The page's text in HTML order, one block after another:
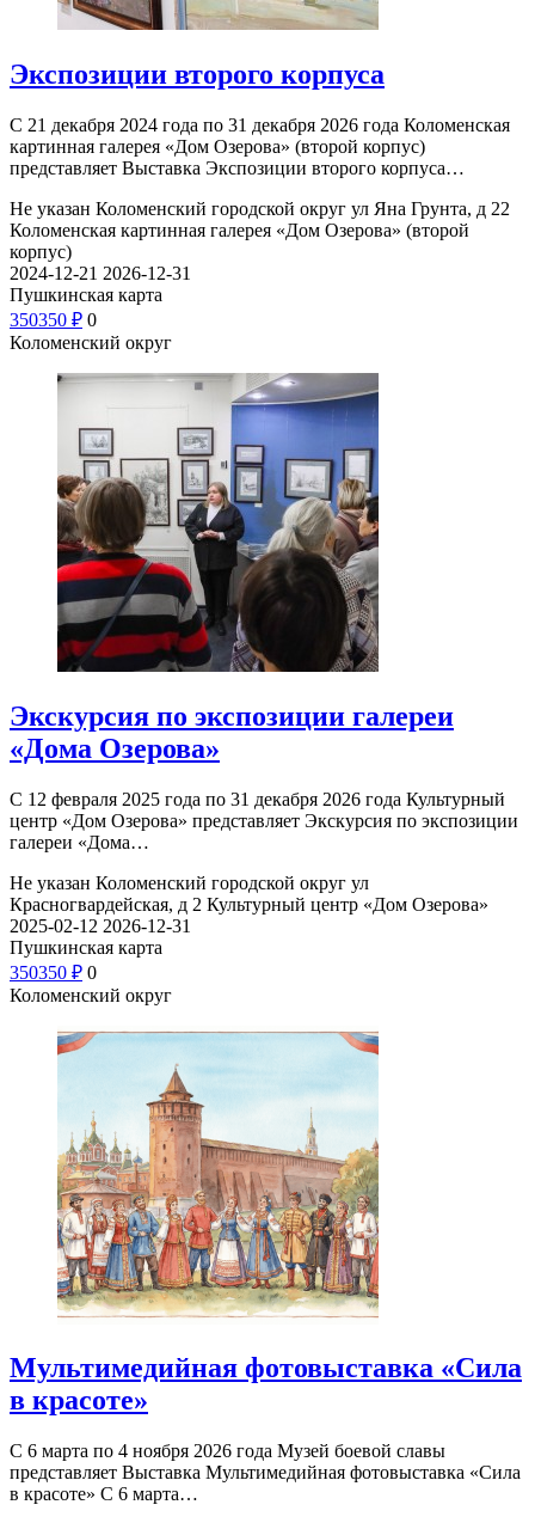
Экспозиции второго корпуса
С 21 декабря 2024 года по 31 декабря 2026 года Коломенская
картинная галерея «Дом Озерова» (второй корпус)
представляет Выставка Экспозиции второго корпуса…
Не указан Коломенский городской округ ул Яна Грунта, д 22
Коломенская картинная галерея «Дом Озерова» (второй
корпус)
2024-12-21 2026-12-31
Пушкинская карта
350350 ₽ 0
Коломенский округ
Экскурсия по экспозиции галереи
«Дома Озерова»
С 12 февраля 2025 года по 31 декабря 2026 года Культурный
центр «Дом Озерова» представляет Экскурсия по экспозиции
галереи «Дома…
Не указан Коломенский городской округ ул
Красногвардейская, д 2 Культурный центр «Дом Озерова»
2025-02-12 2026-12-31
Пушкинская карта
350350 ₽ 0
Коломенский округ
Мультимедийная фотовыставка «Сила
в красоте»
С 6 марта по 4 ноября 2026 года Музей боевой славы
представляет Выставка Мультимедийная фотовыставка «Сила
в красоте» С 6 марта…